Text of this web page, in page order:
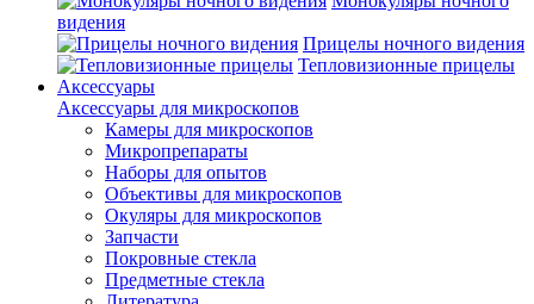
видения
Прицелы ночного видения
Тепловизионные прицелы
Аксессуары
Аксессуары для микроскопов
Камеры для микроскопов
Микропрепараты
Наборы для опытов
Объективы для микроскопов
Окуляры для микроскопов
Запчасти
Покровные стекла
Предметные стекла